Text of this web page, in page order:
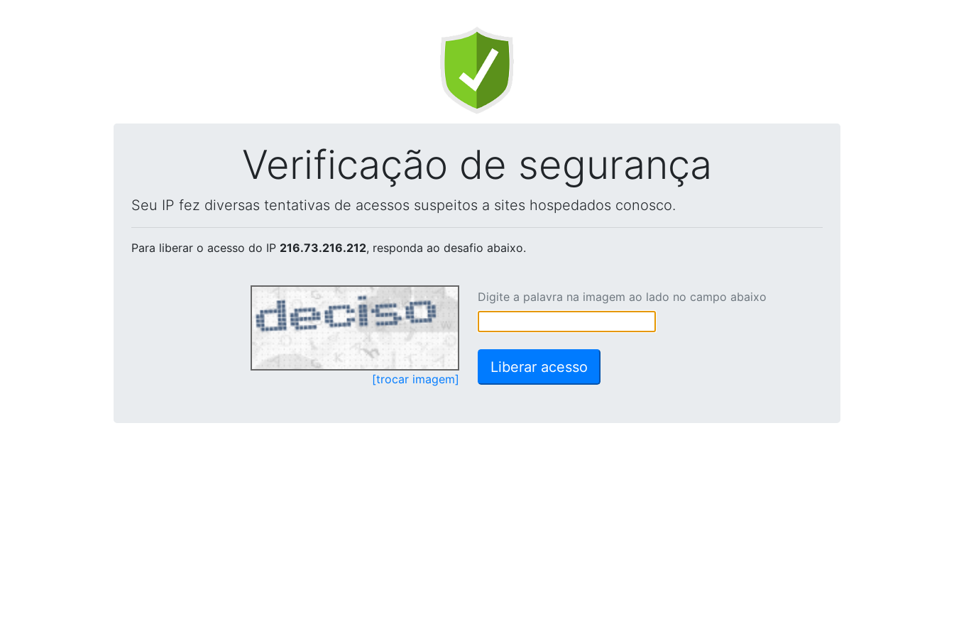
Verificação de segurança
Seu IP fez diversas tentativas de acessos suspeitos a sites hospedados conosco.
Para liberar o acesso do IP 216.73.216.212, responda ao desafio abaixo.
[trocar imagem]
Digite a palavra na imagem ao lado no campo abaixo